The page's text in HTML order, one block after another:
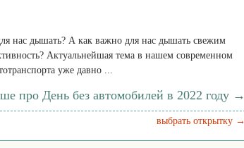
нас дышать? А как важно для нас дышать свежим
Актуальнейшая тема в нашем современном
уже давно ...
про День без автомобилей в 2022 году →
выбрать открытку →